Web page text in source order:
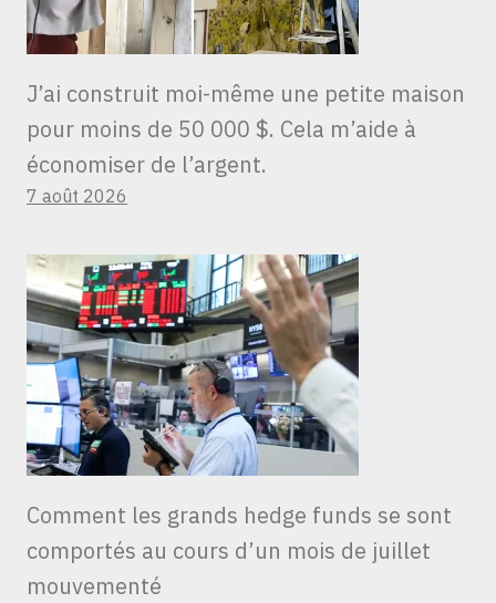
J’ai construit moi-même une petite maison
pour moins de 50 000 $. Cela m’aide à
économiser de l’argent.
7 août 2026
Comment les grands hedge funds se sont
comportés au cours d’un mois de juillet
mouvementé